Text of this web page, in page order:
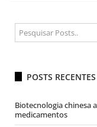
POSTS RECENTES
Biotecnologia chinesa
medicamentos